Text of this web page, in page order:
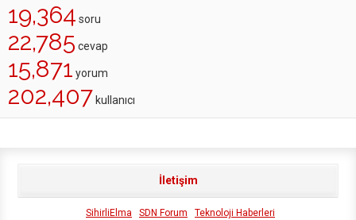
19,364 soru
22,785 cevap
15,871 yorum
202,407 kullanıcı
İletişim
SihirliElma SDN Forum Teknoloji Haberleri